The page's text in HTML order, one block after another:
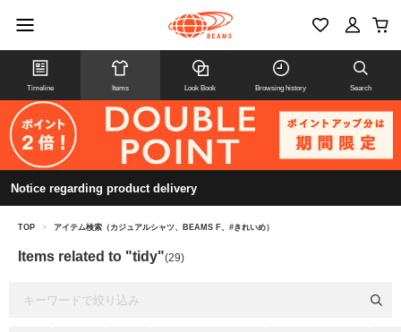
Timeline Items Look Book Browsing history Search
Notice regarding product delivery
TOP > アイテム検索（カジュアルシャツ、BEAMS F、#きれいめ）
Items related to "tidy"(29)